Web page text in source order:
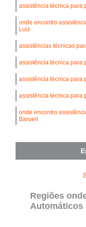
assistência técnica para
onde encontro
Luiz
assistências técnicas
assistência técnica para
assistência técnica para
assistência técnica para
onde encontro
Barueri
Regiões
Automáticos